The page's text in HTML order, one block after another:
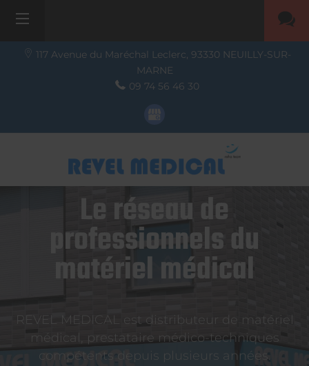
117 Avenue du Maréchal Leclerc, 93330 NEUILLY-SUR-
MARNE
09 74 56 46 30
Le réseau de
professionnels du
matériel médical
REVEL MEDICAL est distributeur de matériel
médical, prestataire médico-techniques
compétents depuis plusieurs années.